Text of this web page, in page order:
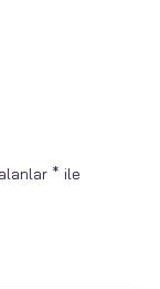
* ile